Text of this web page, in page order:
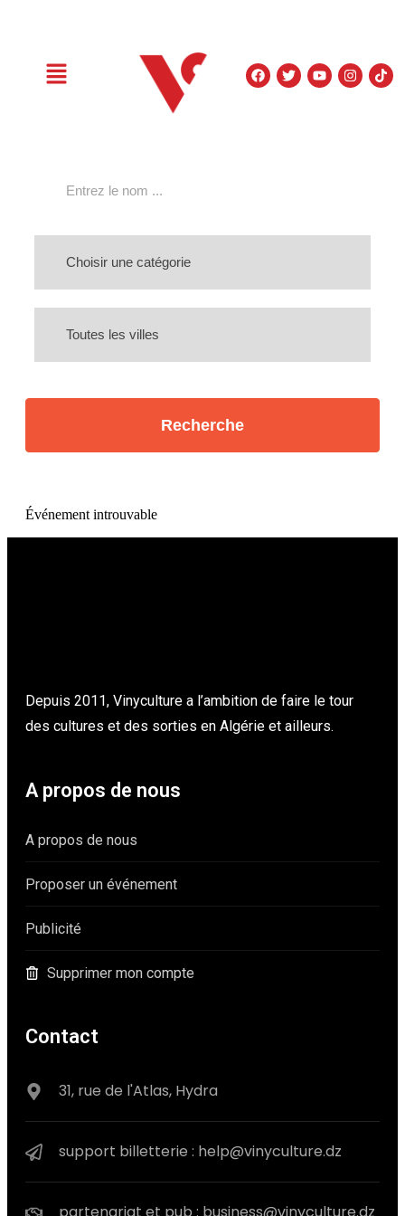
Événement introuvable
Depuis 2011, Vinyculture a l’ambition de faire le tour
des cultures et des sorties en Algérie et ailleurs.
A propos de nous
A propos de nous
Proposer un événement
Publicité
Supprimer mon compte
Contact
31, rue de l'Atlas, Hydra
support billetterie : help@vinyculture.dz